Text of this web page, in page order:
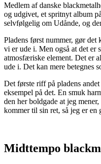
Medlem af danske
og udgivet, et spritnyt album
selvfølgelig om Udånde, og
Pladens først nummer, gør det
vi er ude i. Men også at det er
atmosfæriske element. Det er
ude i. Det kan mere betegnes
Det første riff på pladens
eksempel på det. En smuk
den her boldgade at jeg
kommer til sin ret, så jeg er
Midttempo